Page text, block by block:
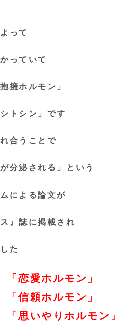
って
っていて
擁ホルモン」
トシン」です
合うことで
分泌される」という
による論文が
』誌に掲載され
た
「恋愛ホルモン」
「信頼ホルモン」
思いやりホルモン」